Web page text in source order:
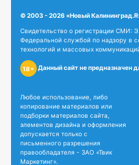
© 2003 - 2026 «Новый
Свидетельство о регистрации СМИ:
Федеральной службой по надзору в
технологий и массовых
18+ Данный сайт не предназначен
Любое использование, либо
копирование материалов или
подборки материалов сайта,
элементов дизайна и оформления
допускается только с
письменного разрешения
правообладателя - ЗАО «Твик
Маркетинг».